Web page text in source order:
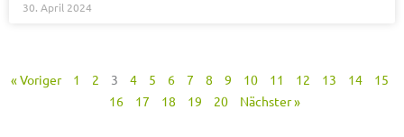
30. April 2024
« Voriger 1 2 3 4 5 6 7 8 9 10 11 12 13 14
15
16
17 18 19 20 Nächster »